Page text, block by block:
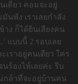
เดียว คอมจะอยู่
นพัง เราเลยกำลัง
าง ก็ได้ยินเสียงคน
แบบนี้ 2 รอบเลย
เราอยู่คนเดียว ใคร
ร้องไห้เลยค่ะ รีบ
กล้าที่จะอยู่บ้านคน